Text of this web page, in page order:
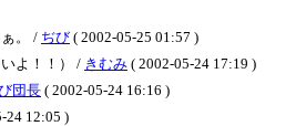
。 / ぢび ( 2002-05-25 01:57 )
よ！！） / きむみ ( 2002-05-24 17:19 )
団長 ( 2002-05-24 16:16 )
24 12:05 )